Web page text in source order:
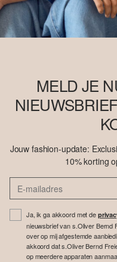
MELD JE
Jouw fashion-update:
10% korting
Ja, ik ga akkoord met de
nieuwsbrief van s.Oliver Bernd
over op mij afgestemde
akkoord dat s.Oliver Bernd
op meerdere apparaten